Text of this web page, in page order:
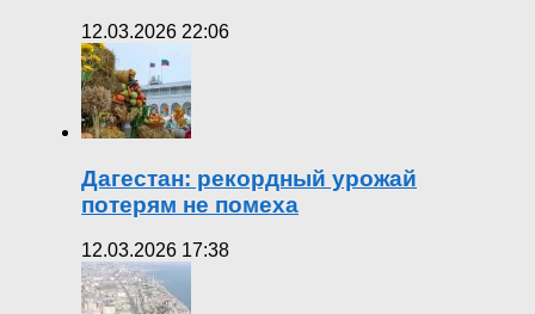
12.03.2026 22:06
Дагестан: рекордный урожай
потерям не помеха
12.03.2026 17:38